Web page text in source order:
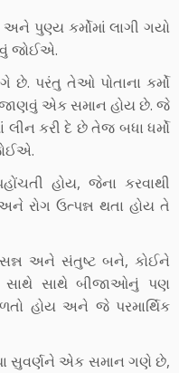
પુણ્ય કર્મોમાં લાગી ગયો
જોઈએ.
છે. પરંતુ તેઓ પોતાના કર્મો
જાણવું એક સમાન હોય છે. જે
લીન કરી દે છે તેજ બધા ધર્મો
હોય, જેના કરવાથી
રોગ ઉત્પન્ન થતા હોય તે
અને સંતુષ્ટ બને, કોઈને
સાથે સાથે બીજાઓનું પણ
હોય અને જે પરમાર્થિક
સુવર્ણને એક સમાન ગણે છે,